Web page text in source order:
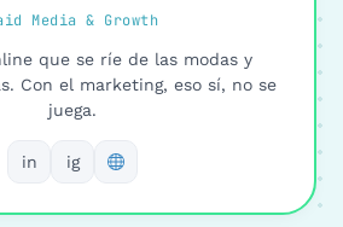
Media & Growth
que se ríe de las modas y
Con el marketing, eso sí, no se
juega.
in ig